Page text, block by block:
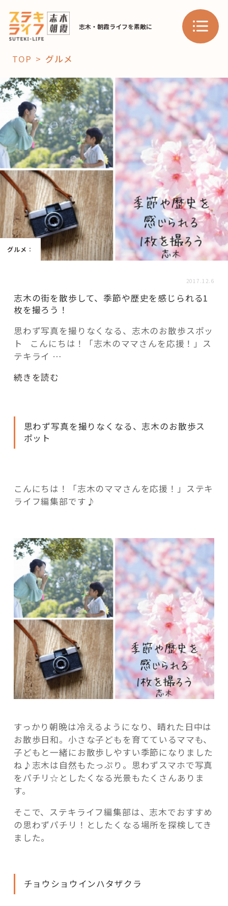
志木・朝霞ライフを素敵に
「コト」
子育て
暮らし
おすすめ
スポット 学び・教育
「場」
HAREL HAREL
活用事例
fleXe リノベ事例
「ひと」
これからの暮らし 住み替え相談
TOP グルメ
グルメ ：
2017.12.6
志木の街を散歩して、季節や歴史を感じられる1
枚を撮ろう！
思わず写真を撮りなくなる、志木のお散歩スポッ
ト こんにちは！「志木のママさんを応援！」ス
テキライ …
“志
街
季
節
史
を
じ
ら
れ
る
1
枚
を
撮
ろ
う！”
続きを読む
思わず写真を撮りなくなる、志木のお散歩ス
ポット
こんにちは！「志木のママさんを応援！」ステキ
ライフ編集部です♪
すっかり朝晩は冷えるようになり、晴れた日中は
お散歩日和。小さな子どもを育てているママも、
子どもと一緒にお散歩しやすい季節になりました
ね♪志木は自然もたっぷり。思わずスマホで写真
をパチリ☆としたくなる光景もたくさんありま
す。
そこで、ステキライフ編集部は、志木でおすすめ
の思わずパチリ！としたくなる場所を探検してき
ました。
チョウショウインハタザクラ